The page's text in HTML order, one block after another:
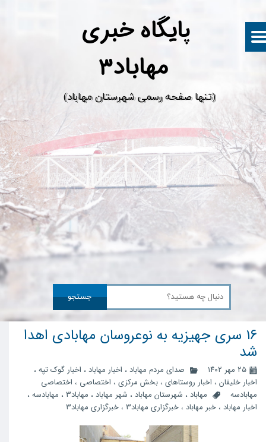
پایگاه خبری
​(تنها صفحه رسمی شهرستان مهاباد)
جستجو
۱۶ سری جهیزیه به نوعروسان مهابادی اهدا
شد
۲۵ مهر ۱۴۰۲ صدای مردم مهاباد ، اخبار مهاباد ، اخبار گوک تپه ،
اخبار خلیفان ، اخبار روستاهای ، بخش مرکزی ، اختصاصی ، اختصاصی
مهابادسه
مهاباد ، شهرستان مهاباد ، شهر مهاباد ، مهاباد3 ، مهابادسه ،
اخبار مهاباد ، خبر مهاباد ، خبرگزاری مهاباد3 ، خبرگزاری مهاباد۳